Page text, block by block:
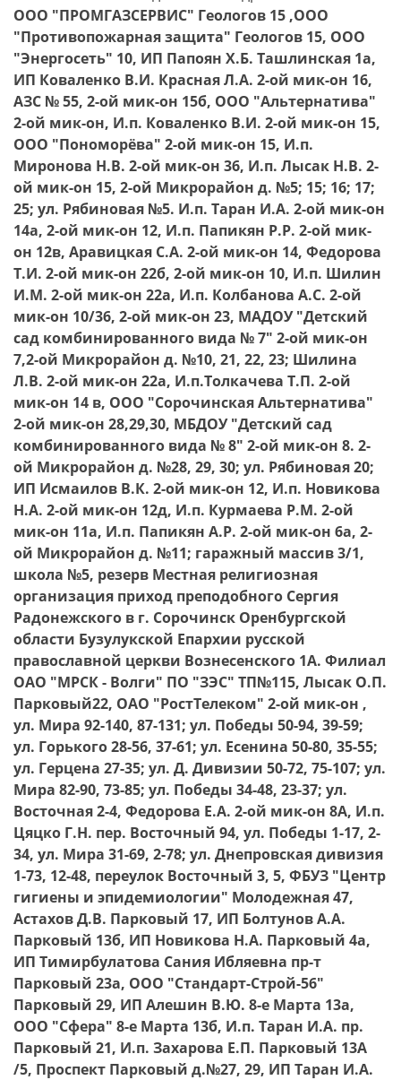
ООО "ПРОМГАЗСЕРВИС" Геологов 15 ,ООО
"Противопожарная защита" Геологов 15, ООО
"Энергосеть" 10, ИП Папоян Х.Б. Ташлинская 1а,
ИП Коваленко В.И. Красная Л.А. 2-ой мик-он 16,
АЗС № 55, 2-ой мик-он 15б, ООО "Альтернатива"
2-ой мик-он, И.п. Коваленко В.И. 2-ой мик-он 15,
ООО "Пономорёва" 2-ой мик-он 15, И.п.
Миронова Н.В. 2-ой мик-он 36, И.п. Лысак Н.В. 2-
ой мик-он 15, 2-ой Микрорайон д. №5; 15; 16; 17;
25; ул. Рябиновая №5. И.п. Таран И.А. 2-ой мик-он
14а, 2-ой мик-он 12, И.п. Папикян Р.Р. 2-ой мик-
он 12в, Аравицкая С.А. 2-ой мик-он 14, Федорова
Т.И. 2-ой мик-он 22б, 2-ой мик-он 10, И.п. Шилин
И.М. 2-ой мик-он 22а, И.п. Колбанова А.С. 2-ой
мик-он 10/36, 2-ой мик-он 23, МАДОУ "Детский
сад комбинированного вида № 7" 2-ой мик-он
7,2-ой Микрорайон д. №10, 21, 22, 23; Шилина
Л.В. 2-ой мик-он 22а, И.п.Толкачева Т.П. 2-ой
мик-он 14 в, ООО "Сорочинская Альтернатива"
2-ой мик-он 28,29,30, МБДОУ "Детский сад
комбинированного вида № 8" 2-ой мик-он 8. 2-
ой Микрорайон д. №28, 29, 30; ул. Рябиновая 20;
ИП Исмаилов В.К. 2-ой мик-он 12, И.п. Новикова
Н.А. 2-ой мик-он 12д, И.п. Курмаева Р.М. 2-ой
мик-он 11а, И.п. Папикян А.Р. 2-ой мик-он 6а, 2-
ой Микрорайон д. №11; гаражный массив 3/1,
школа №5, резерв Местная религиозная
организация приход преподобного Сергия
Радонежского в г. Сорочинск Оренбургской
области Бузулукской Епархии русской
православной церкви Вознесенского 1А. Филиал
ОАО "МРСК - Волги" ПО "ЗЭС" ТП№115, Лысак О.П.
Парковый22, ОАО "РостТелеком" 2-ой мик-он ,
ул. Мира 92-140, 87-131; ул. Победы 50-94, 39-59;
ул. Горького 28-56, 37-61; ул. Есенина 50-80, 35-55;
ул. Герцена 27-35; ул. Д. Дивизии 50-72, 75-107; ул.
Мира 82-90, 73-85; ул. Победы 34-48, 23-37; ул.
Восточная 2-4, Федорова Е.А. 2-ой мик-он 8А, И.п.
Цяцко Г.Н. пер. Восточный 94, ул. Победы 1-17, 2-
34, ул. Мира 31-69, 2-78; ул. Днепровская дивизия
1-73, 12-48, переулок Восточный 3, 5, ФБУЗ "Центр
гигиены и эпидемиологии" Молодежная 47,
Астахов Д.В. Парковый 17, ИП Болтунов А.А.
Парковый 13б, ИП Новикова Н.А. Парковый 4а,
ИП Тимирбулатова Сания Ибляевна пр-т
Парковый 23а, ООО "Стандарт-Строй-56"
Парковый 29, ИП Алешин В.Ю. 8-е Марта 13а,
ООО "Сфера" 8-е Марта 13б, И.п. Таран И.А. пр.
Парковый 21, И.п. Захарова Е.П. Парковый 13А
/5, Проспект Парковый д.№27, 29, ИП Таран И.А.